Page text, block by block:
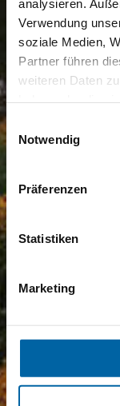
analysieren.
Verwendung
soziale Medien,
Partner führen
weiteren Daten
Einwilligungsauswahl
Notwendig
Präferenzen
Statistiken
Marketing